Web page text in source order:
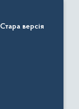
Стара версія